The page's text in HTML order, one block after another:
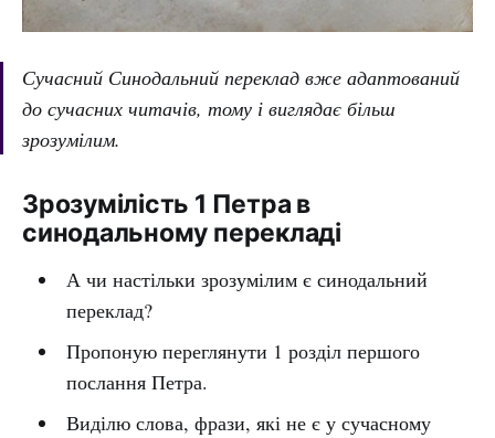
Сучасний Синодальний переклад вже адаптований
до сучасних читачів, тому і виглядає більш
зрозумілим.
Зрозумілість 1 Петра в
синодальному перекладі
А чи настільки зрозумілим є синодальний
переклад?
Пропоную переглянути 1 розділ першого
послання Петра.
Виділю слова, фрази, які не є у сучасному